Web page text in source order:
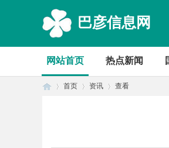
巴彦信息网
网站首页 热点新闻
首页 资讯 查看